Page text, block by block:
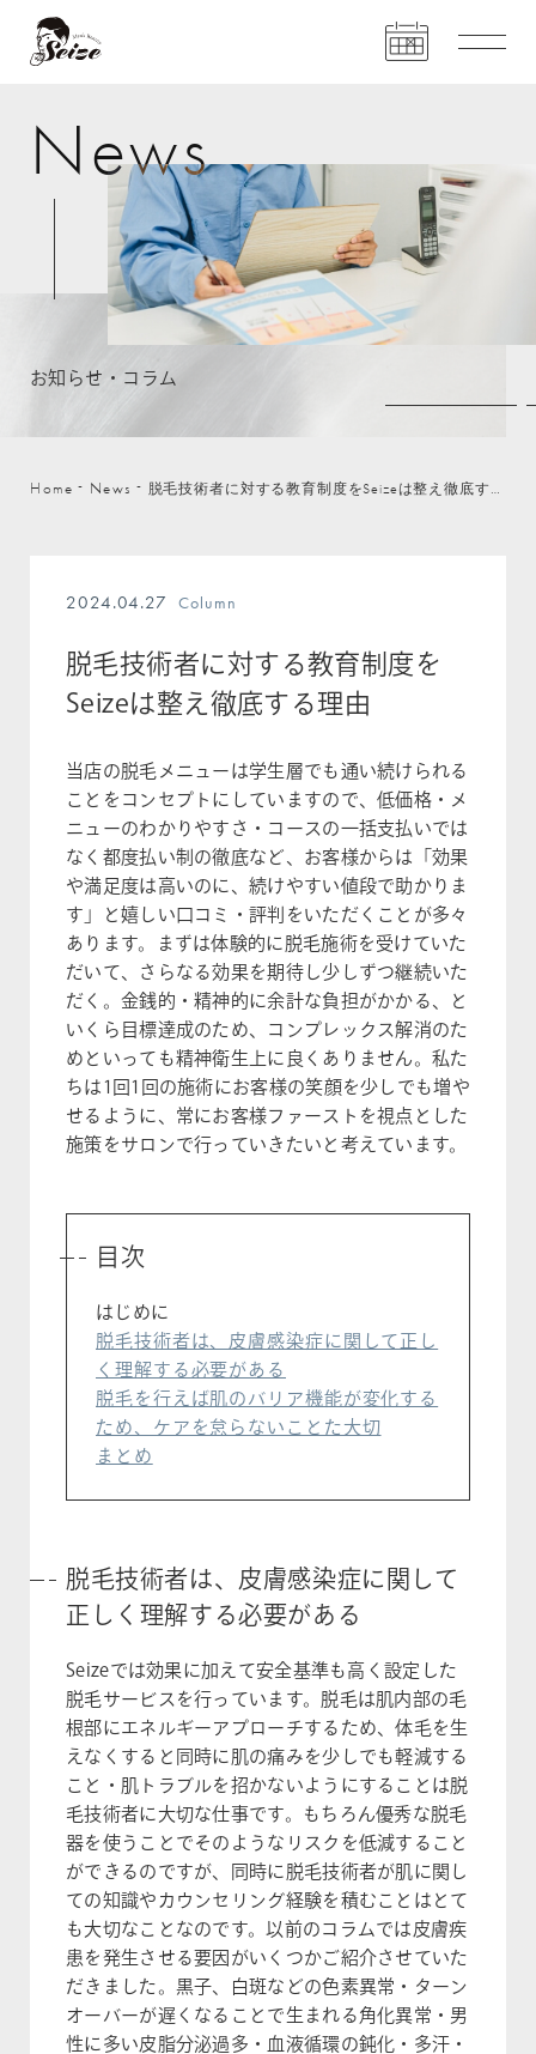
News
お知 ら せ ・ コ ラ ム
Home News 脱毛技術者に対する教育制度をSeizeは整え徹底する理由
2024.04.27 Column
脱毛技術者に対する教育制度を
Seizeは整え徹底する理由
当店の脱毛メニューは学生層でも通い続けられる
ことをコンセプトにしていますので、低価格・メ
ニューのわかりやすさ・コースの一括支払いでは
なく都度払い制の徹底など、お客様からは「効果
や満足度は高いのに、続けやすい値段で助かりま
す」と嬉しい口コミ・評判をいただくことが多々
あります。まずは体験的に脱毛施術を受けていた
だいて、さらなる効果を期待し少しずつ継続いた
だく。金銭的・精神的に余計な負担がかかる、と
いくら目標達成のため、コンプレックス解消のた
めといっても精神衛生上に良くありません。私た
ちは1回1回の施術にお客様の笑顔を少しでも増や
せるように、常にお客様ファーストを視点とした
施策をサロンで行っていきたいと考えています。
目次
はじめに
脱毛技術者は、皮膚感染症に関して正し
く理解する必要がある
脱毛を行えば肌のバリア機能が変化する
ため、ケアを怠らないことた大切
まとめ
脱毛技術者は、皮膚感染症に関して
正しく理解する必要がある
Seizeでは効果に加えて安全基準も高く設定した
脱毛サービスを行っています。脱毛は肌内部の毛
根部にエネルギーアプローチするため、体毛を生
えなくすると同時に肌の痛みを少しでも軽減する
こと・肌トラブルを招かないようにすることは脱
毛技術者に大切な仕事です。もちろん優秀な脱毛
器を使うことでそのようなリスクを低減すること
ができるのですが、同時に脱毛技術者が肌に関し
ての知識やカウンセリング経験を積むことはとて
も大切なことなのです。以前のコラムでは皮膚疾
患を発生させる要因がいくつかご紹介させていた
だきました。黒子、白斑などの色素異常・ターン
オーバーが遅くなることで生まれる角化異常・男
性に多い皮脂分泌過多・血液循環の鈍化・多汗・